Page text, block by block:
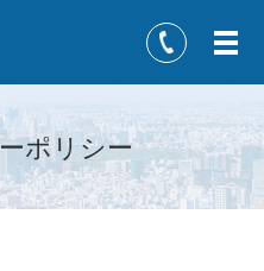
メ
ポリシー